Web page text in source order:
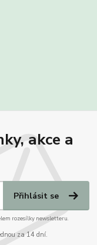
akce a
Přihlásit se
rozesílky newsletteru.
za 14 dní.